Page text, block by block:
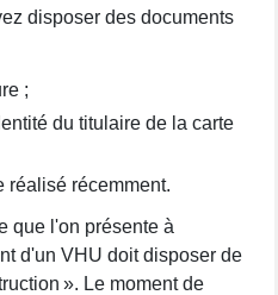
disposer des documents
;
du titulaire de la carte
réalisé récemment.
que l'on présente à
d'un VHU doit disposer de
». Le moment de